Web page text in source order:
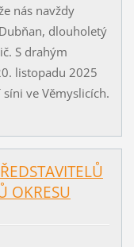
nás navždy
dlouholetý
S drahým
listopadu 2025
ve Věmyslicích.
OKRESU